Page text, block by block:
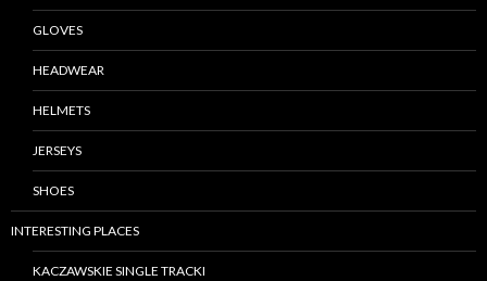
GLOVES
HEADWEAR
HELMETS
JERSEYS
SHOES
INTERESTING PLACES
KACZAWSKIE SINGLE TRACKI